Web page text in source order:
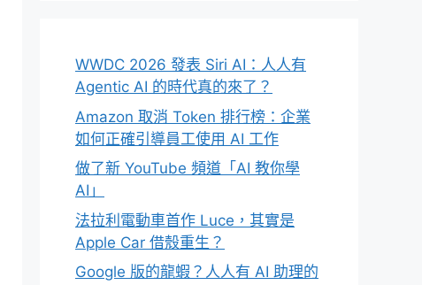
WWDC 2026 發表 Siri AI：人人有
Agentic AI 的時代真的來了？
Amazon 取消 Token 排行榜：企業
如何正確引導員工使用 AI 工作
做了新 YouTube 頻道「AI 教你學
AI」
法拉利電動車首作 Luce，其實是
Apple Car 借殼重生？
Google 版的龍蝦？人人有 AI 助理的